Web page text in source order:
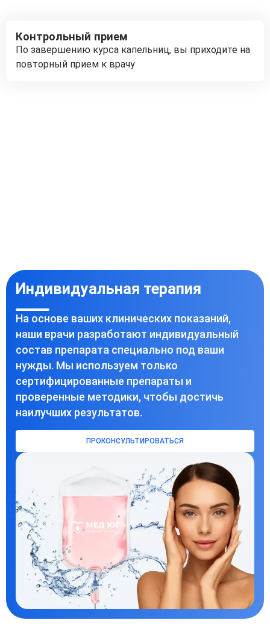
Контрольный прием
По завершению курса капельниц, вы приходите на
повторный прием к врачу
Индивидуальная терапия
На основе ваших клинических показаний,
наши врачи разработают индивидуальный
состав препарата специально под ваши
нужды. Мы используем только
сертифицированные препараты и
проверенные методики, чтобы достичь
наилучших результатов.
ПРОКОНСУЛЬТИРОВАТЬСЯ